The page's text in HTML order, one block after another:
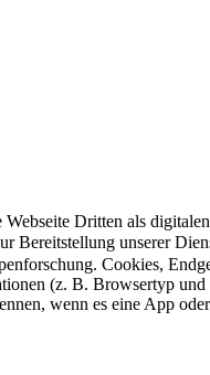
Dritten als
Bereitstellung unserer
Cookies,
(z. B. Browsertyp
wenn es eine App